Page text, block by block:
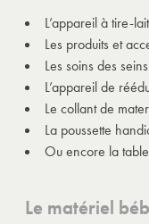
L’appareil à tire-
Les produits et
Les soins des
L’appareil de
Le collant de
La poussette
Ou encore la
Le matériel